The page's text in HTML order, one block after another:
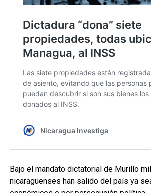
Bajo el mandato dictatorial de Murillo
nicaragüenses han salido del país ya